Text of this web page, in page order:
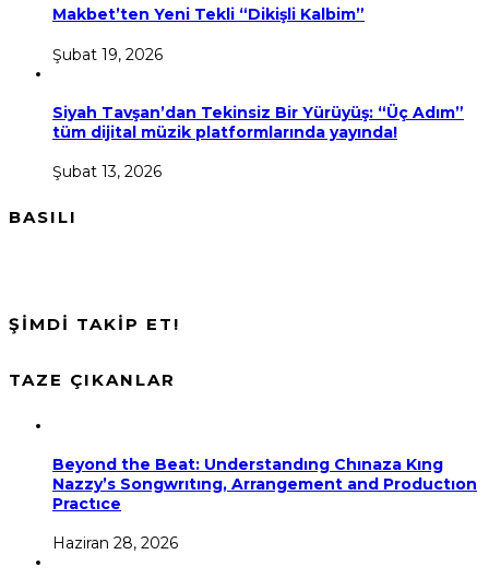
Makbet’ten Yeni Tekli “Dikişli Kalbim”
Şubat 19, 2026
Siyah Tavşan’dan Tekinsiz Bir Yürüyüş: “Üç Adım”
tüm dijital müzik platformlarında yayında!
Şubat 13, 2026
BASILI
ŞİMDİ TAKİP ET!
TAZE ÇIKANLAR
Beyond the Beat: Understandıng Chınaza Kıng
Nazzy’s Songwrıtıng, Arrangement and Productıon
Practıce
Haziran 28, 2026